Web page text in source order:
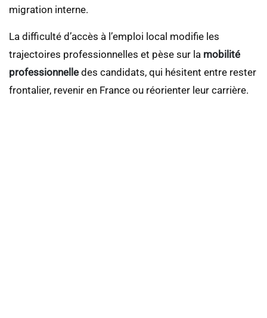
migration interne.
La difficulté d’accès à l’emploi local modifie les
trajectoires professionnelles et pèse sur la mobilité
professionnelle des candidats, qui hésitent entre rester
frontalier, revenir en France ou réorienter leur carrière.